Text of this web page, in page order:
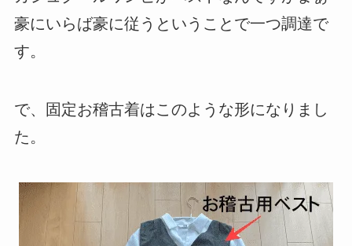
豪にいらば豪に従うということで一つ調達で
す。
で、固定お稽古着はこのような形になりまし
た。